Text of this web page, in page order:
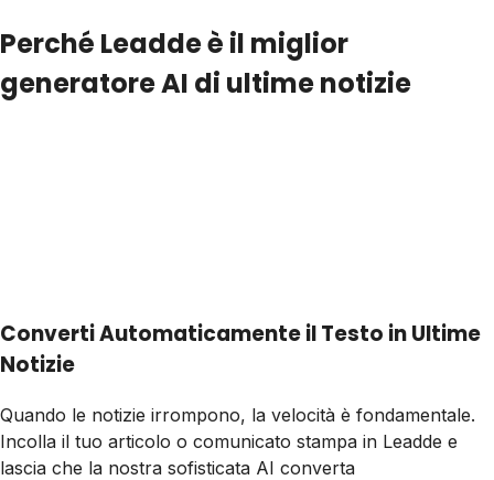
Perché Leadde è il miglior
generatore AI di ultime notizie
Converti Automaticamente il Testo in Ultime
Notizie
Quando le notizie irrompono, la velocità è fondamentale.
Incolla il tuo articolo o comunicato stampa in Leadde e
lascia che la nostra sofisticata AI converta